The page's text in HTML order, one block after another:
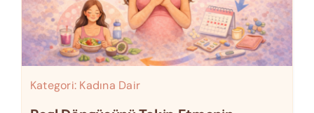
Kategori: Kadına Dair